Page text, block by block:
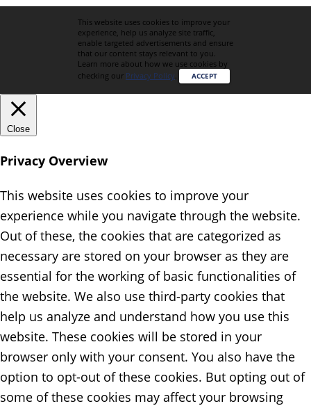
This website uses cookies to improve your
experience, help us analyze site traffic,
enable targeted advertisements and ensure
that our content stays relevant to you.
Learn more about how we use cookies by
checking our Privacy Policy. ACCEPT
Close
Privacy Overview
This website uses cookies to improve your
experience while you navigate through the website.
Out of these, the cookies that are categorized as
necessary are stored on your browser as they are
essential for the working of basic functionalities of
the website. We also use third-party cookies that
help us analyze and understand how you use this
website. These cookies will be stored in your
browser only with your consent. You also have the
option to opt-out of these cookies. But opting out of
some of these cookies may affect your browsing